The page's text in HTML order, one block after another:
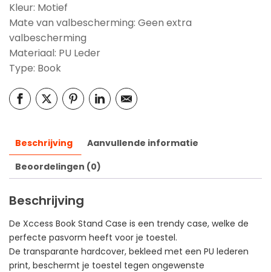
Kleur: Motief
Mate van valbescherming: Geen extra
valbescherming
Materiaal: PU Leder
Type: Book
Beschrijving
Aanvullende informatie
Beoordelingen (0)
Beschrijving
De Xccess Book Stand Case is een trendy case, welke de
perfecte pasvorm heeft voor je toestel.
De transparante hardcover, bekleed met een PU lederen
print, beschermt je toestel tegen ongewenste